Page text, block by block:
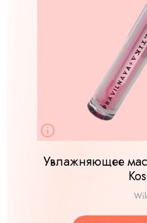
Увлажняющее